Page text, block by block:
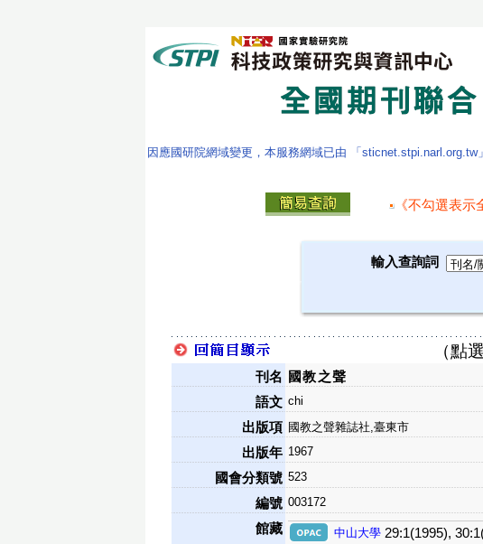
因應國研院網域變更，本服務網域已由 「
《不勾選表示
輸入查詢詞
（點
刊名 國教之聲
語文 chi
出版項 國教之聲雜誌社,臺東市
出版年 1967
國會分類號 523
編號 003172
館藏 中山大學 29:1(1995),